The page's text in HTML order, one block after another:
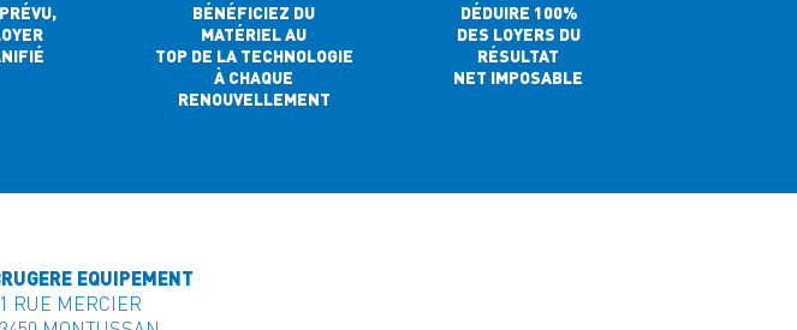
BÉNÉFICIEZ DU
MATÉRIEL AU
TOP DE LA TECHNOLOGIE
À CHAQUE
RENOUVELLEMENT
DÉDUIRE 100%
DES LOYERS DU
RÉSULTAT
NET IMPOSABLE
EQUIPEMENT
RUE MERCIER